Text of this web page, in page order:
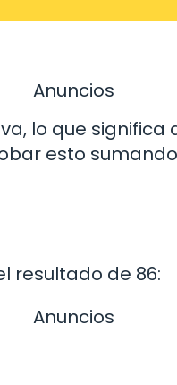
Anuncios
lo que significa
esto sumando
resultado de 86:
Anuncios